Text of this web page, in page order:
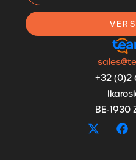
+32 (0)2
BE-1930